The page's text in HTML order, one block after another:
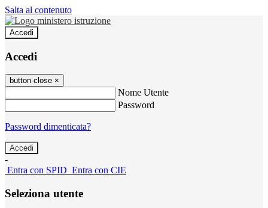
Salta al contenuto
Accedi
Accedi
button close ×
Nome Utente
Password
Password dimenticata?
-
Entra con SPID Entra con CIE
Seleziona utente